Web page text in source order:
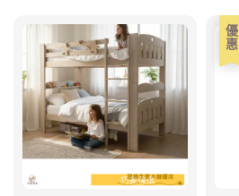
優惠